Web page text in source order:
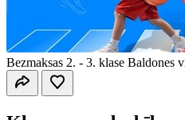
Bezmaksas 2. - 3. klase Baldones